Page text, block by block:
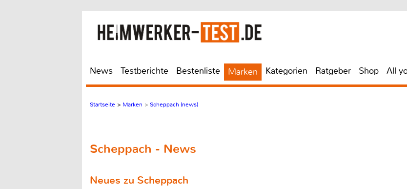
News Testberichte Bestenliste Marken Kategorien Ratgeber Shop All
Startseite > Marken > Scheppach (news)
Scheppach - News
Neues zu Scheppach